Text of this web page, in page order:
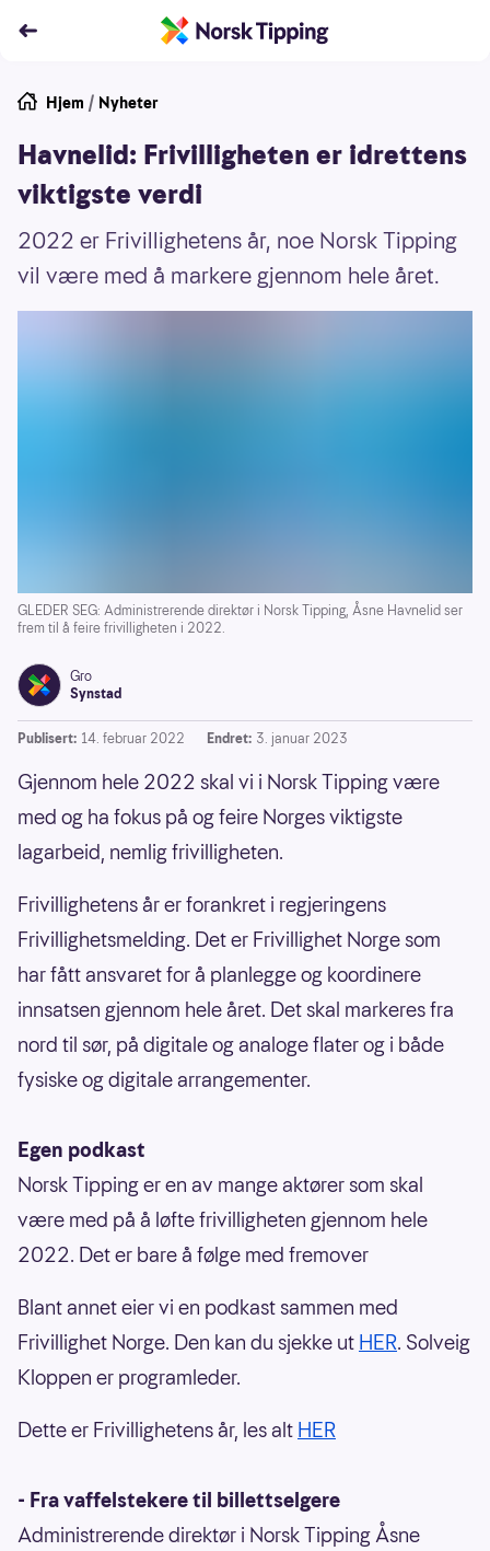
Hjem / Nyheter
Havnelid: Frivilligheten er idrettens
viktigste verdi
2022 er Frivillighetens år, noe Norsk Tipping
vil være med å markere gjennom hele året.
GLEDER SEG: Administrerende direktør i Norsk Tipping, Åsne Havnelid ser
frem til å feire frivilligheten i 2022.
Gro
Synstad
Publisert: 14. februar 2022 Endret: 3. januar 2023
Gjennom hele 2022 skal vi i Norsk Tipping være
med og ha fokus på og feire Norges viktigste
lagarbeid, nemlig frivilligheten.
Frivillighetens år er forankret i regjeringens
Frivillighetsmelding. Det er Frivillighet Norge som
har fått ansvaret for å planlegge og koordinere
innsatsen gjennom hele året. Det skal markeres fra
nord til sør, på digitale og analoge flater og i både
fysiske og digitale arrangementer.
Egen podkast
Norsk Tipping er en av mange aktører som skal
være med på å løfte frivilligheten gjennom hele
2022. Det er bare å følge med fremover
Blant annet eier vi en podkast sammen med
Frivillighet Norge. Den kan du sjekke ut HER. Solveig
Kloppen er programleder.
Dette er Frivillighetens år, les alt HER
- Fra vaffelstekere til billettselgere
Administrerende direktør i Norsk Tipping Åsne